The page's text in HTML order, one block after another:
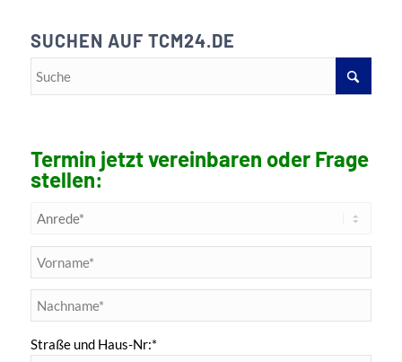
SUCHEN AUF TCM24.DE
Termin jetzt vereinbaren oder Frage
stellen:
Straße und Haus-Nr:*